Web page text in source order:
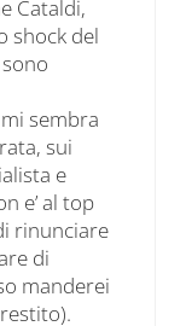
Cataldi,
shock del
sembra
sui
e
e’ al top
rinunciare
di
manderei